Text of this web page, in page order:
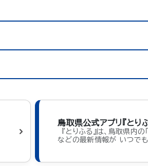
鳥取県公式アプリ『とり
『とりふる』は、鳥取県内の「
などの最新情報が いつでも